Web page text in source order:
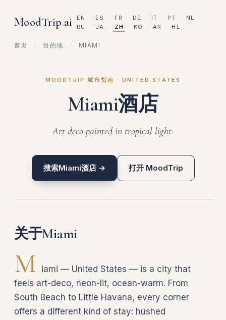
MoodTrip.ai EN ES FR DE IT PT
NL
RU
JA ZH KO AR HE
首页 / 目的地 / MIAMI
MOODTRIP 城市指南 · UNITED STATES
Miami酒店
Art deco painted in tropical light.
搜索Miami酒店 → 打开 MoodTrip
关于Miami
M iami — United States — is a city that
feels art-deco, neon-lit, ocean-warm. From
South Beach to Little Havana, every corner
offers a different kind of stay: hushed